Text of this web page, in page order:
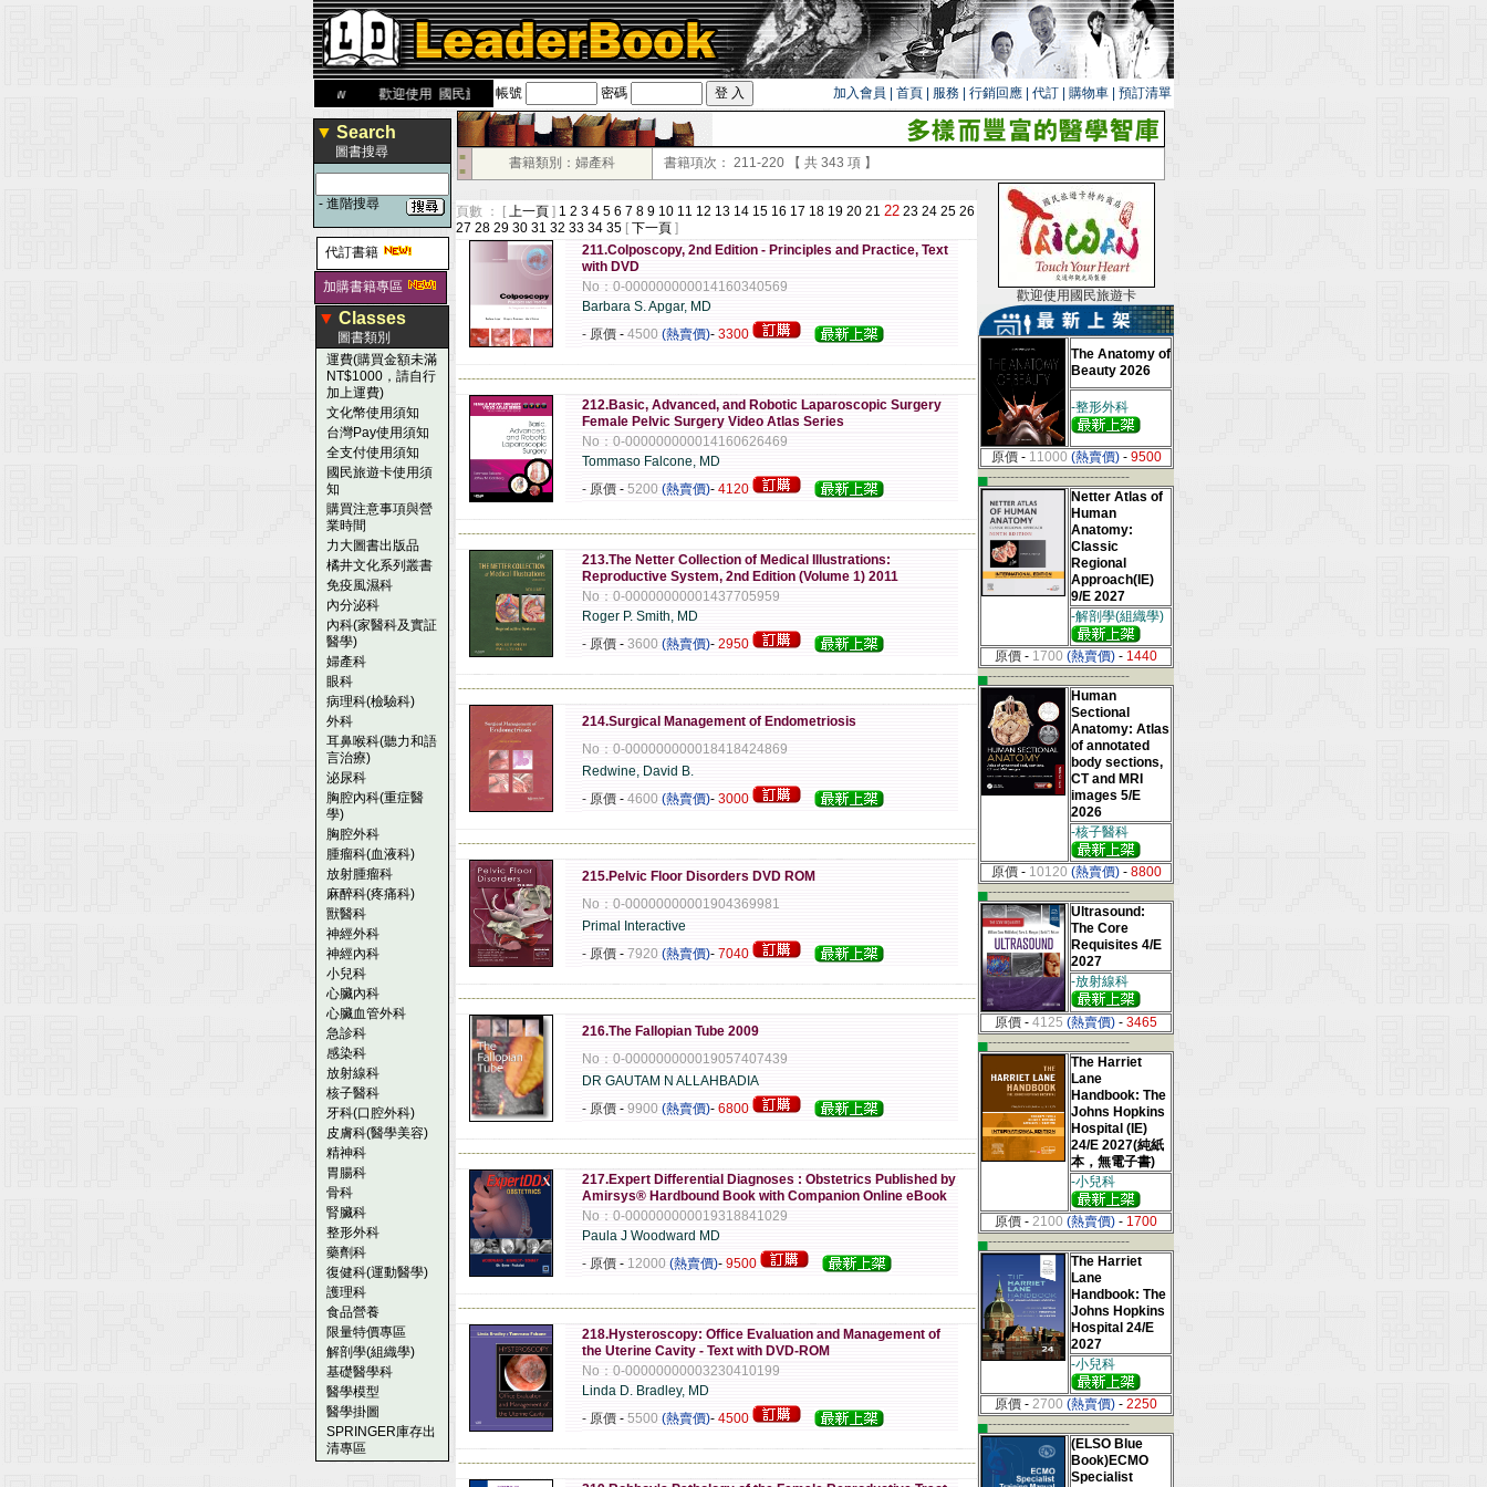
歡迎使用 國民旅遊卡！！帳號 密碼 加入會員 首頁 服務 行銷回應 代訂 購物車 預訂清單
▼ Search
圖書搜尋
- 進階搜尋
代訂書籍
加購書籍專區
▼ Classes
圖書類別
運費(購買金額未滿
NT$1000，請自行
加上運費)
文化幣使用須知
台灣Pay使用須知
全支付使用須知
國民旅遊卡使用須
知
購買注意事項與營
業時間
力大圖書出版品
橘井文化系列叢書
免疫風濕科
內分泌科
內科(家醫科及實証
醫學)
婦產科
眼科
病理科(檢驗科)
外科
耳鼻喉科(聽力和語
言治療)
泌尿科
胸腔內科(重症醫
學)
胸腔外科
腫瘤科(血液科)
放射腫瘤科
麻醉科(疼痛科)
獸醫科
神經外科
神經內科
小兒科
心臟內科
心臟血管外科
急診科
感染科
放射線科
核子醫科
牙科(口腔外科)
皮膚科(醫學美容)
精神科
胃腸科
骨科
腎臟科
整形外科
藥劑科
復健科(運動醫學)
護理科
食品營養
限量特價專區
解剖學(組織學)
基礎醫學科
醫學模型
醫學掛圖
SPRINGER庫存出
清專區
■
■
書籍類別：婦產科 書籍項次： 211-220 【 共 343 項 】
頁數 ： [ 上一頁 ] 1 2 3 4 5 6 7 8 9 10 11 12 13 14 15 16 17 18 19 20 21 22 23 24 25 26
27 28 29 30 31 32 33 34 35 [ 下一頁 ]
211.Colposcopy, 2nd Edition - Principles and Practice, Text
with DVD
No：0-000000000014160340569
Barbara S. Apgar, MD
- 原價 - 4500 (熱賣價)- 3300
---------------------------------------------------------------------------------------------------------------------
212.Basic, Advanced, and Robotic Laparoscopic Surgery
Female Pelvic Surgery Video Atlas Series
No：0-000000000014160626469
Tommaso Falcone, MD
- 原價 - 5200 (熱賣價)- 4120
---------------------------------------------------------------------------------------------------------------------
213.The Netter Collection of Medical Illustrations:
Reproductive System, 2nd Edition (Volume 1) 2011
No：0-00000000001437705959
Roger P. Smith, MD
- 原價 - 3600 (熱賣價)- 2950
---------------------------------------------------------------------------------------------------------------------
214.Surgical Management of Endometriosis
No：0-000000000018418424869
Redwine, David B.
- 原價 - 4600 (熱賣價)- 3000
---------------------------------------------------------------------------------------------------------------------
215.Pelvic Floor Disorders DVD ROM
No：0-00000000001904369981
Primal Interactive
- 原價 - 7920 (熱賣價)- 7040
---------------------------------------------------------------------------------------------------------------------
216.The Fallopian Tube 2009
No：0-000000000019057407439
DR GAUTAM N ALLAHBADIA
- 原價 - 9900 (熱賣價)- 6800
---------------------------------------------------------------------------------------------------------------------
217.Expert Differential Diagnoses : Obstetrics Published by
Amirsys® Hardbound Book with Companion Online eBook
No：0-000000000019318841029
Paula J Woodward MD
- 原價 - 12000 (熱賣價)- 9500
---------------------------------------------------------------------------------------------------------------------
218.Hysteroscopy: Office Evaluation and Management of
the Uterine Cavity - Text with DVD-ROM
No：0-00000000003230410199
Linda D. Bradley, MD
- 原價 - 5500 (熱賣價)- 4500
---------------------------------------------------------------------------------------------------------------------
歡迎使用國民旅遊卡
The Anatomy of
Beauty 2026
-整形外科
原價 - 11000 (熱賣價) - 9500
▄--------------------------------
Netter Atlas of
Human
Anatomy:
Classic
Regional
Approach(IE)
9/E 2027
-解剖學(組織學)
原價 - 1700 (熱賣價) - 1440
▄--------------------------------
Human
Sectional
Anatomy: Atlas
of annotated
body sections,
CT and MRI
images 5/E
2026
-核子醫科
原價 - 10120 (熱賣價) - 8800
▄--------------------------------
Ultrasound:
The Core
Requisites 4/E
2027
-放射線科
原價 - 4125 (熱賣價) - 3465
▄--------------------------------
The Harriet
Lane
Handbook: The
Johns Hopkins
Hospital (IE)
24/E 2027(純紙
本，無電子書)
-小兒科
原價 - 2100 (熱賣價) - 1700
▄--------------------------------
The Harriet
Lane
Handbook: The
Johns Hopkins
Hospital 24/E
2027
-小兒科
原價 - 2700 (熱賣價) - 2250
▄--------------------------------
(ELSO Blue
Book)ECMO
Specialist